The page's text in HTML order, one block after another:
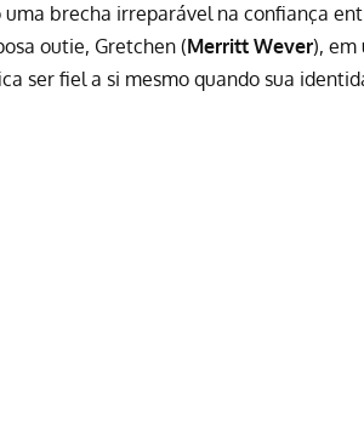
brecha irreparável na confiança
outie, Gretchen (Merritt Wever), em
ser fiel a si mesmo quando sua